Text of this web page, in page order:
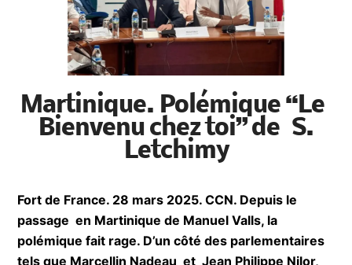
Martinique. Polémique
“Le Bienvenu chez toi” de
S. Letchimy
Fort de France. 28 mars 2025. CCN. Depuis le
passage en Martinique de Manuel Valls, la
polémique fait rage. D’un côté des
parlementaires tels que Marcellin Nadeau et